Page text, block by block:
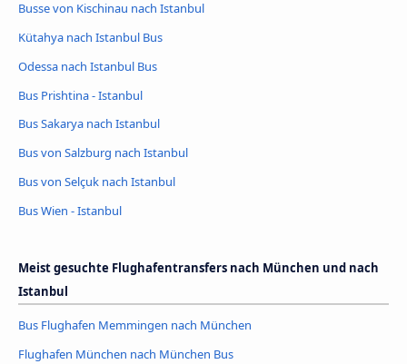
Busse von Kischinau nach Istanbul
Kütahya nach Istanbul Bus
Odessa nach Istanbul Bus
Bus Prishtina - Istanbul
Bus Sakarya nach Istanbul
Bus von Salzburg nach Istanbul
Bus von Selçuk nach Istanbul
Bus Wien - Istanbul
Meist gesuchte Flughafentransfers nach München und nach
Istanbul
Bus Flughafen Memmingen nach München
Flughafen München nach München Bus